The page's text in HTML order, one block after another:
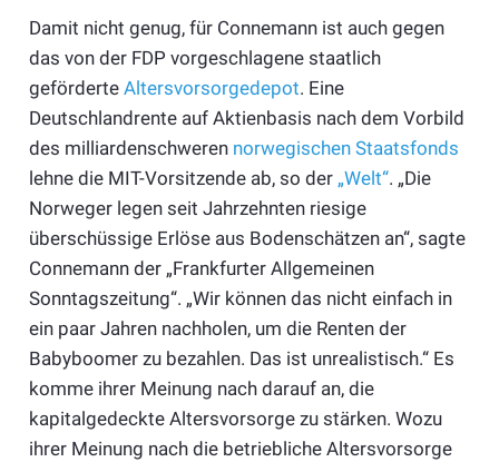
Damit nicht genug, für Connemann ist auch gegen
das von der FDP vorgeschlagene staatlich
geförderte Altersvorsorgedepot. Eine
Deutschlandrente auf Aktienbasis nach dem Vorbild
des milliardenschweren norwegischen Staatsfonds
lehne die MIT-Vorsitzende ab, so der „Welt“. „Die
Norweger legen seit Jahrzehnten riesige
überschüssige Erlöse aus Bodenschätzen an“, sagte
Connemann der „Frankfurter Allgemeinen
Sonntagszeitung“. „Wir können das nicht einfach in
ein paar Jahren nachholen, um die Renten der
Babyboomer zu bezahlen. Das ist unrealistisch.“ Es
komme ihrer Meinung nach darauf an, die
kapitalgedeckte Altersvorsorge zu stärken. Wozu
ihrer Meinung nach die betriebliche Altersvorsorge